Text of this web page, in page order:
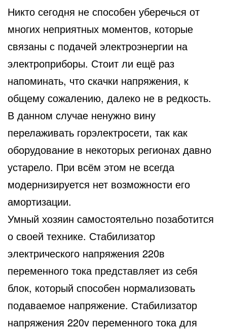
Никто сегодня не способен уберечься от
многих неприятных моментов, которые
связаны с подачей электроэнергии на
электроприборы. Стоит ли ещё раз
напоминать, что скачки напряжения, к
общему сожалению, далеко не в редкость.
В данном случае ненужно вину
перелаживать горэлектросети, так как
оборудование в некоторых регионах давно
устарело. При всём этом не всегда
модернизируется нет возможности его
амортизации.
Умный хозяин самостоятельно позаботится
о своей технике. Стабилизатор
электрического напряжения 220в
переменного тока представляет из себя
блок, который способен нормализовать
подаваемое напряжение. Стабилизатор
напряжения 220v переменного тока для